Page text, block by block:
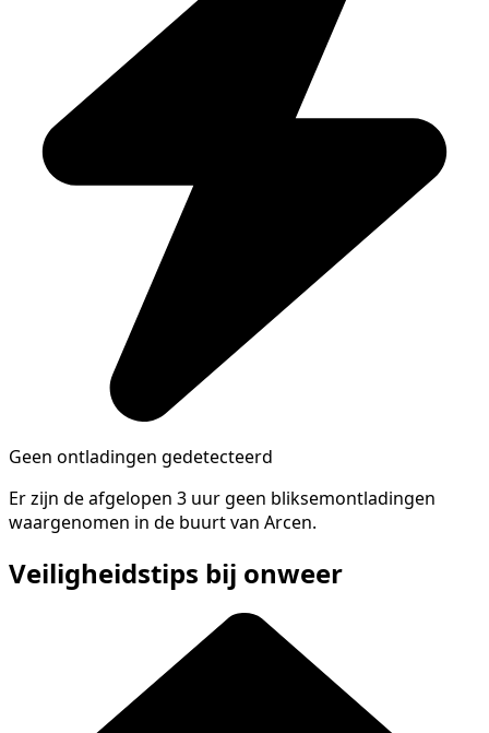
Geen ontladingen gedetecteerd
Er zijn de afgelopen 3 uur geen bliksemontladingen
waargenomen in de buurt van Arcen.
Veiligheidstips bij onweer